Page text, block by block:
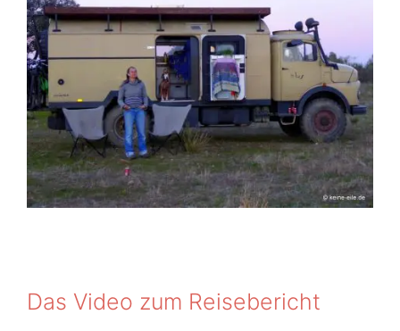
Das Video zum Reisebericht